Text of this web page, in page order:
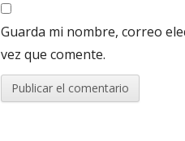
Guarda mi nombre, correo
vez que comente.